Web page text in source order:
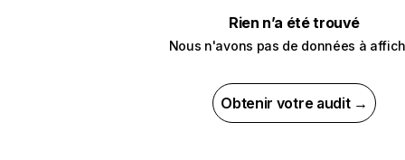
Rien n’a été trouvé
Nous n'avons pas de données à
Obtenir votre audit →